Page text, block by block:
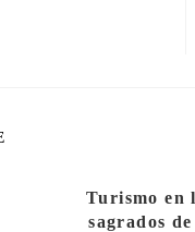
Turismo en
sagrados